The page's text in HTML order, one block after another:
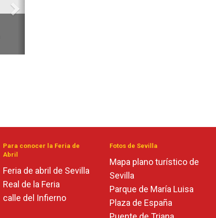
Para conocer la Feria de
Abril
Feria de abril de Sevilla
Real de la Feria
calle del Infierno
Fotos de Sevilla
Mapa plano turístico de
Sevilla
Parque de María Luisa
Plaza de España